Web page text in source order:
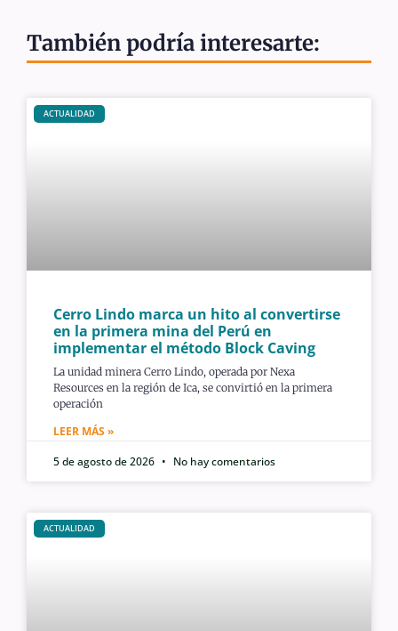
También podría interesarte:
ACTUALIDAD
Cerro Lindo marca un hito al convertirse
en la primera mina del Perú en
implementar el método Block Caving
La unidad minera Cerro Lindo, operada por Nexa
Resources en la región de Ica, se convirtió en la primera
operación
LEER MÁS »
5 de agosto de 2026
No hay comentarios
ACTUALIDAD